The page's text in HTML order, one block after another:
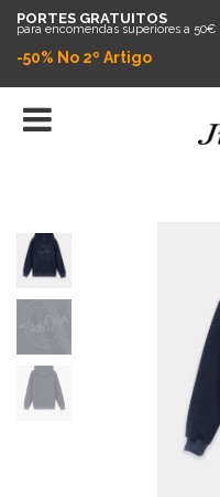
PORTES GRATUITOS
para encomendas superiores a 50€
-50% No 2º Artigo